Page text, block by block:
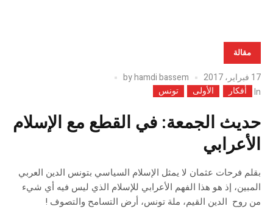
مقالة
17 فبراير، 2017 byhamdi bassem
In
أفكار الأولى تونس
حديث الجمعة: في القطع مع الإسلام
الأعرابي
بقلم فرحات عثمان لا يمثل الإسلام السياسي بتونس الدين العربي
المبين، إذ هو هذا الفهم الأعرابي للإسلام الذي ليس فيه أي شيء
من روح الدين القيم، ملة تونس، أرض التسامح والتصوف !